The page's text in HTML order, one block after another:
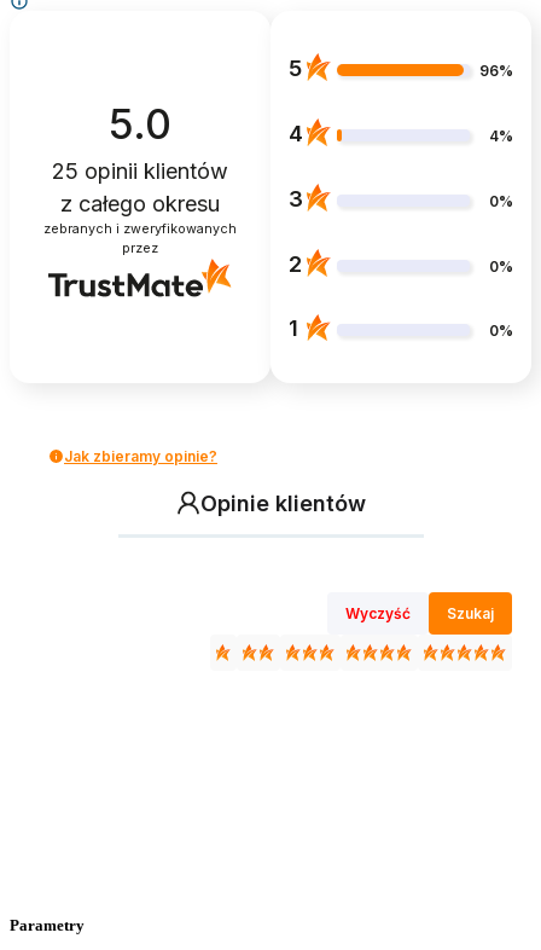
5.0
25 opinii klientów
z całego okresu
zebranych i zweryfikowanych
przez
5 96%
4 4%
3 0%
2 0%
1 0%
Jak zbieramy opinie?
Opinie klientów
Wyczyść Szukaj
Parametry